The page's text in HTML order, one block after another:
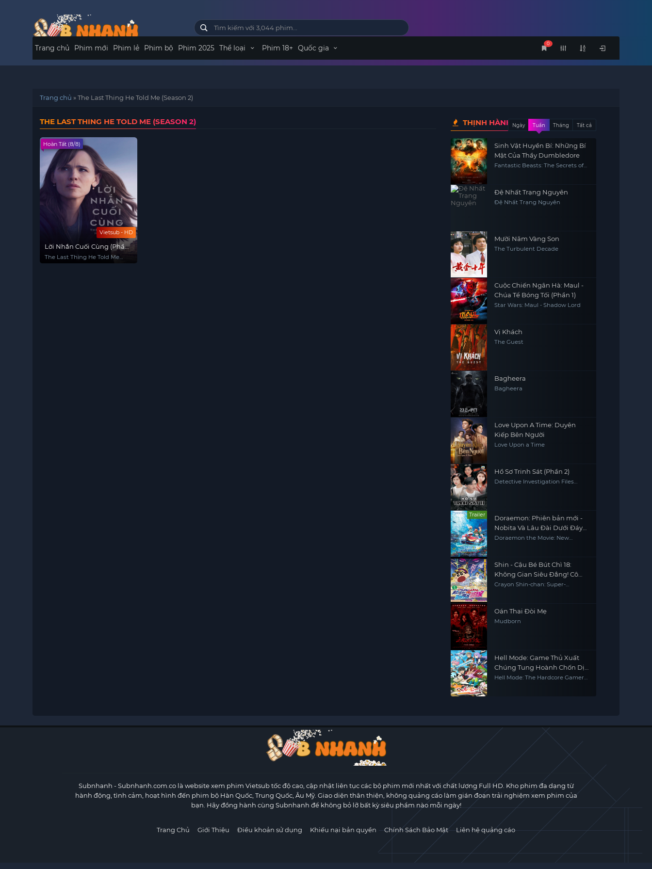
0
Trang chủ Phim mới Phim lẻ Phim bộ Phim 2025 Thể loại Phim 18+ Quốc gia
Trang chủ »The Last Thing He Told Me (Season 2)
THE LAST THING HE TOLD ME (SEASON 2)
Vietsub - HD
Hoàn Tất (8/8)
Lời Nhắn Cuối Cùng (Phần
2)
The Last Thing He Told Me
THỊNH HÀNHNgày Tuần Tháng Tất cả
Sinh Vật Huyền Bí: Những Bí
Mật Của Thầy Dumbledore
Fantastic Beasts: The Secrets of
Đệ Nhất Trạng Nguyên
Đệ Nhất Trạng Nguyên
Mười Năm Vàng Son
The Turbulent Decade
Cuộc Chiến Ngân Hà: Maul -
Chúa Tể Bóng Tối (Phần 1)
Star Wars: Maul - Shadow Lord
Vị Khách
The Guest
Bagheera
Bagheera
Love Upon A Time: Duyên
Kiếp Bên Người
Love Upon a Time
Hồ Sơ Trinh Sát (Phần 2)
Detective Investigation Files
Trailer
Doraemon: Phiên bản mới -
Nobita Và Lâu Đài Dưới Đáy
Biển
Doraemon the Movie: New
Shin - Cậu Bé Bút Chì 18:
Không Gian Siêu Đẳng! Cô
Dâu Gọi Bão Của Ora
Crayon Shin-chan: Super-
Oán Thai Đòi Mẹ
Mudborn
Hell Mode: Game Thủ Xuất
Chúng Tung Hoành Chốn Dị
Giới Hỗn Nguyên (Phần 2)
Hell Mode: The Hardcore Gamer
Subnhanh - Subnhanh.com.co là website xem phim Vietsub tốc độ cao, cập nhật liên tục các bộ phim mới nhất với chất lượng Full HD. Kho phim đa dạng từ
hành động, tình cảm, hoạt hình đến phim bộ Hàn Quốc, Trung Quốc, Âu Mỹ. Giao diện thân thiện, không quảng cáo làm gián đoạn trải nghiệm xem phim của
bạn. Hãy đồng hành cùng Subnhanh để không bỏ lỡ bất kỳ siêu phẩm nào mỗi ngày!
Trang Chủ Giới Thiệu Điều khoản sử dụng Khiếu nại bản quyền Chính Sách Bảo Mật Liên hệ quảng cáo